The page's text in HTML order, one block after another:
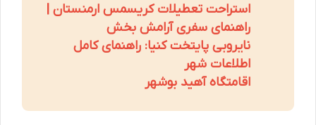
استراحت تعطیلات کریسمس ارمنستان |
راهنمای سفری آرامش بخش
نایروبی پایتخت کنیا: راهنمای کامل
اطلاعات شهر
اقامتگاه آهید بوشهر